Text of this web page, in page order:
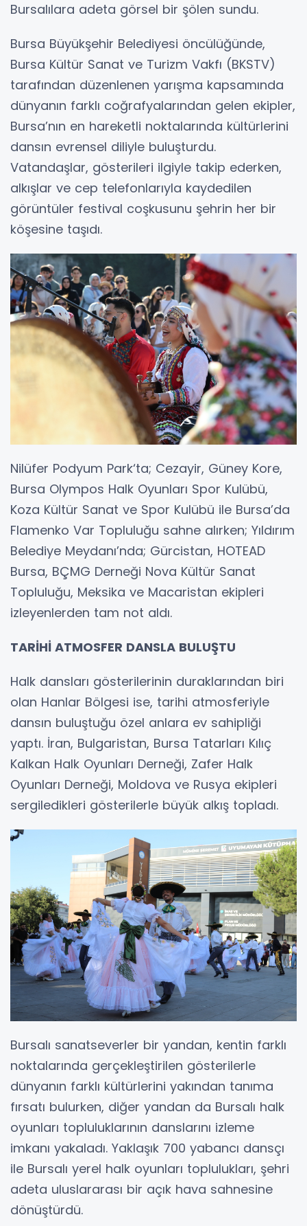
Bursalılara adeta görsel bir şölen sundu.
Bursa Büyükşehir Belediyesi öncülüğünde,
Bursa Kültür Sanat ve Turizm Vakfı (BKSTV)
tarafından düzenlenen yarışma kapsamında
dünyanın farklı coğrafyalarından gelen ekipler,
Bursa’nın en hareketli noktalarında kültürlerini
dansın evrensel diliyle buluşturdu.
Vatandaşlar, gösterileri ilgiyle takip ederken,
alkışlar ve cep telefonlarıyla kaydedilen
görüntüler festival coşkusunu şehrin her bir
köşesine taşıdı.
Nilüfer Podyum Park‘ta; Cezayir, Güney Kore,
Bursa Olympos Halk Oyunları Spor Kulübü,
Koza Kültür Sanat ve Spor Kulübü ile Bursa’da
Flamenko Var Topluluğu sahne alırken; Yıldırım
Belediye Meydanı’nda; Gürcistan, HOTEAD
Bursa, BÇMG Derneği Nova Kültür Sanat
Topluluğu, Meksika ve Macaristan ekipleri
izleyenlerden tam not aldı.
TARİHİ ATMOSFER DANSLA BULUŞTU
Halk dansları gösterilerinin duraklarından biri
olan Hanlar Bölgesi ise, tarihi atmosferiyle
dansın buluştuğu özel anlara ev sahipliği
yaptı. İran, Bulgaristan, Bursa Tatarları Kılıç
Kalkan Halk Oyunları Derneği, Zafer Halk
Oyunları Derneği, Moldova ve Rusya ekipleri
sergiledikleri gösterilerle büyük alkış topladı.
Bursalı sanatseverler bir yandan, kentin farklı
noktalarında gerçekleştirilen gösterilerle
dünyanın farklı kültürlerini yakından tanıma
fırsatı bulurken, diğer yandan da Bursalı halk
oyunları topluluklarının danslarını izleme
imkanı yakaladı. Yaklaşık 700 yabancı dansçı
ile Bursalı yerel halk oyunları toplulukları, şehri
adeta uluslararası bir açık hava sahnesine
dönüştürdü.